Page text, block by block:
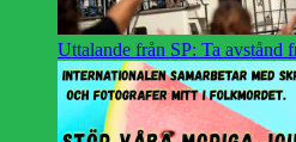
Uttalande från SP: Ta avstånd